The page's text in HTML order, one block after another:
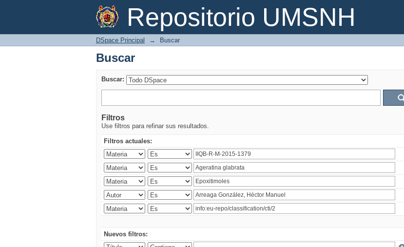
Repositorio UMSNH
Buscar
DSpace Principal → Buscar
Buscar
Buscar:
Filtros
Use filtros para refinar sus resultados.
Filtros actuales:
Nuevos filtros: